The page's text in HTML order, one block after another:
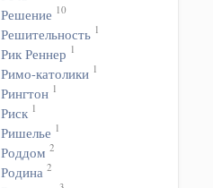
Решение 10
Решительность 1
Рик Реннер 1
Римо-католики 1
Рингтон 1
Риск 1
Ришелье 1
Роддом 2
Родина 2